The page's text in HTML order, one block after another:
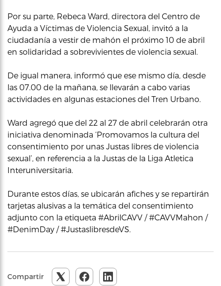
Por su parte, Rebeca Ward, directora del Centro de
Ayuda a Víctimas de Violencia Sexual, invitó a la
ciudadanía a vestir de mahón el próximo 10 de abril
en solidaridad a sobrevivientes de violencia sexual.
De igual manera, informó que ese mismo día, desde
las 07.00 de la mañana, se llevarán a cabo varias
actividades en algunas estaciones del Tren Urbano.
Ward agregó que del 22 al 27 de abril celebrarán otra
iniciativa denominada ‘Promovamos la cultura del
consentimiento por unas Justas libres de violencia
sexual’, en referencia a la Justas de la Liga Atletica
Interuniversitaria.
Durante estos días, se ubicarán afiches y se repartirán
tarjetas alusivas a la temática del consentimiento
adjunto con la etiqueta #AbrilCAVV / #CAVVMahon /
#DenimDay / #JustaslibresdeVS.
Compartir